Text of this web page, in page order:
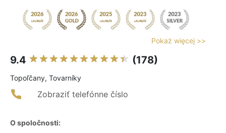
Pokaż więcej >>
9.4 (178)
Topoľčany, Tovarníky
Zobraziť telefónne číslo
O spoločnosti: